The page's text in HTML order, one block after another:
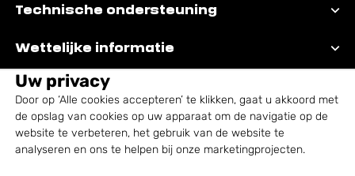
Technische ondersteuning
Wettelijke informatie
Uw privacy
Door op ‘Alle cookies accepteren’ te klikken, gaat u akkoord met
de opslag van cookies op uw apparaat om de navigatie op de
website te verbeteren, het gebruik van de website te
analyseren en ons te helpen bij onze marketingprojecten.